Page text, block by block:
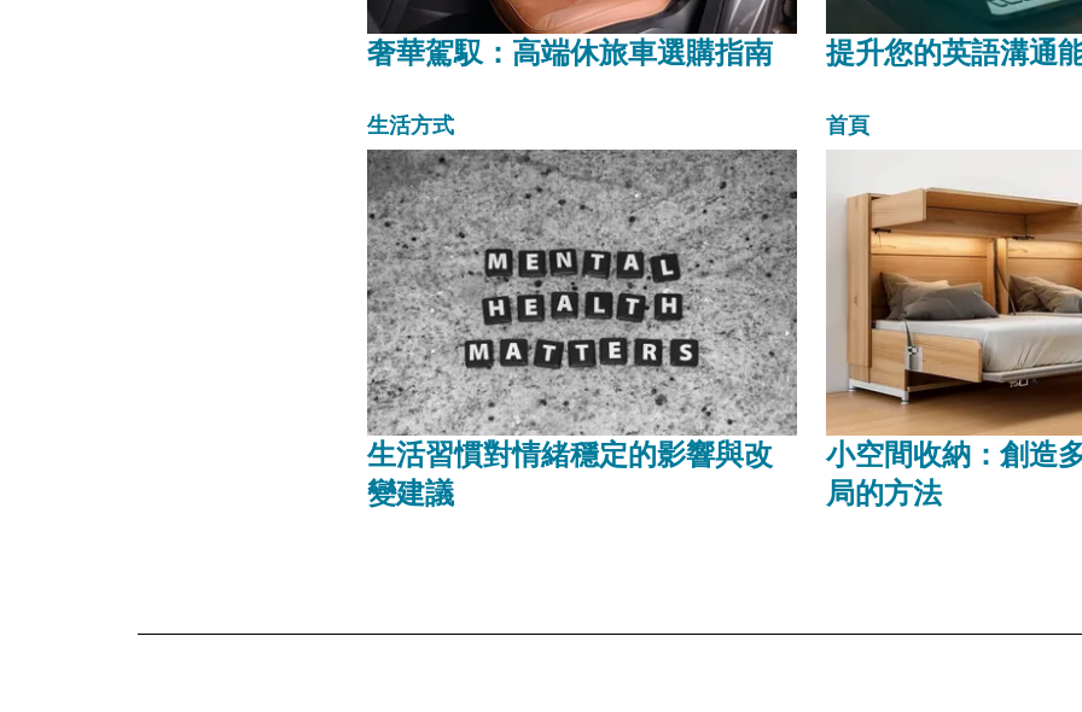
奢華駕馭：高端休旅車選購指南 提升您的英語溝通
生活方式
生活習慣對情緒穩定的影響與改
變建議
首頁
小空間收納：創造
局的方法